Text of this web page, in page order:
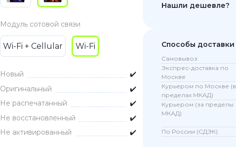
Honor
Honor 400
Honor 400 Pro
Аксессуары
Модуль сотовой связи
Wi-Fi + Cellular Wi-Fi
Новый
✔️
Оригинальный
✔️
Не распечатанный
✔️
Не восстановленный
✔️
Не активированный
✔️
Нашли дешевле?
Способы доставки
Самовывоз
Экспрес-доставка по
Москве
Курьером по Москве (в
пределах МКАД)
Курьером (за пределы
МКАД)
По России (СДЭК)